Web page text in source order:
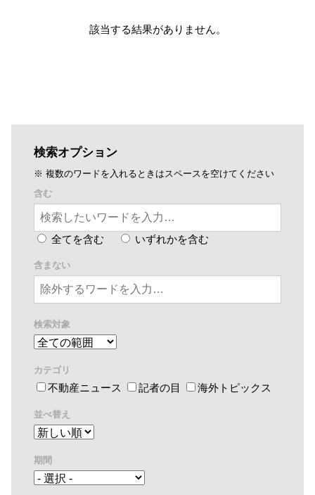
該当する結果がありません。
検索オプション
※ 複数のワードを入れるときはスペースを空けてください
含む
全てを含む いずれかを含む
含まない
検索対象
カテゴリ
不動産ニュース 記者の目 海外トピックス
並べ替え
期間